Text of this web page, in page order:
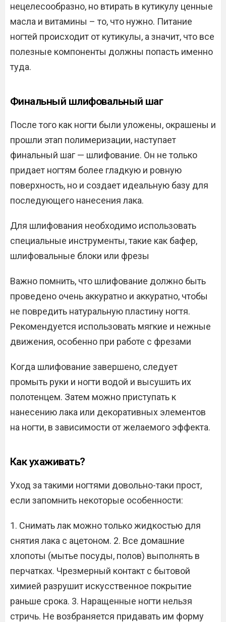
нецелесообразно, но втирать в кутикулу ценные
масла и витамины – то, что нужно. Питание
ногтей происходит от кутикулы, а значит, что все
полезные компоненты должны попасть именно
туда.
Финальный шлифовальный шаг
После того как ногти были уложены, окрашены и
прошли этап полимеризации, наступает
финальный шаг — шлифование. Он не только
придает ногтям более гладкую и ровную
поверхность, но и создает идеальную базу для
последующего нанесения лака.
Для шлифования необходимо использовать
специальные инструменты, такие как бафер,
шлифовальные блоки или фрезы
Важно помнить, что шлифование должно быть
проведено очень аккуратно и аккуратно, чтобы
не повредить натуральную пластину ногтя.
Рекомендуется использовать мягкие и нежные
движения, особенно при работе с фрезами
Когда шлифование завершено, следует
промыть руки и ногти водой и высушить их
полотенцем. Затем можно приступать к
нанесению лака или декоративных элементов
на ногти, в зависимости от желаемого эффекта.
Как ухаживать?
Уход за такими ногтями довольно-таки прост,
если запомнить некоторые особенности:
1. Снимать лак можно только жидкостью для
снятия лака с ацетоном. 2. Все домашние
хлопоты (мытье посуды, полов) выполнять в
перчатках. Чрезмерный контакт с бытовой
химией разрушит искусственное покрытие
раньше срока. 3. Наращенные ногти нельзя
стричь. Не возбраняется придавать им форму